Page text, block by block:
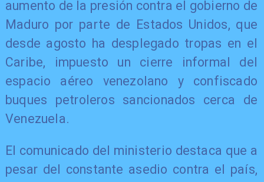
aumento de la presión contra el gobierno de
Maduro por parte de Estados Unidos, que
desde agosto ha desplegado tropas en el
Caribe, impuesto un cierre informal del
espacio aéreo venezolano y confiscado
buques petroleros sancionados cerca de
Venezuela.
El comunicado del ministerio destaca que a
pesar del constante asedio contra el país,